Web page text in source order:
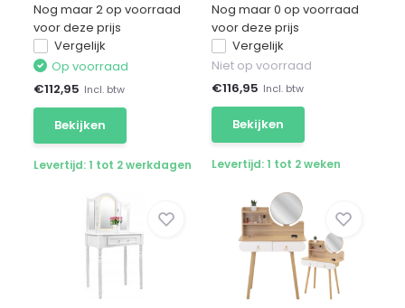
Nog maar 2 op voorraad
voor deze prijs
Vergelijk
Op voorraad
€112,95 Incl. btw
Bekijken
Levertijd: 1 tot 2 werkdagen
Nog maar 0 op voorraad
voor deze prijs
Vergelijk
Niet op voorraad
€116,95 Incl. btw
Bekijken
Levertijd: 1 tot 2 weken